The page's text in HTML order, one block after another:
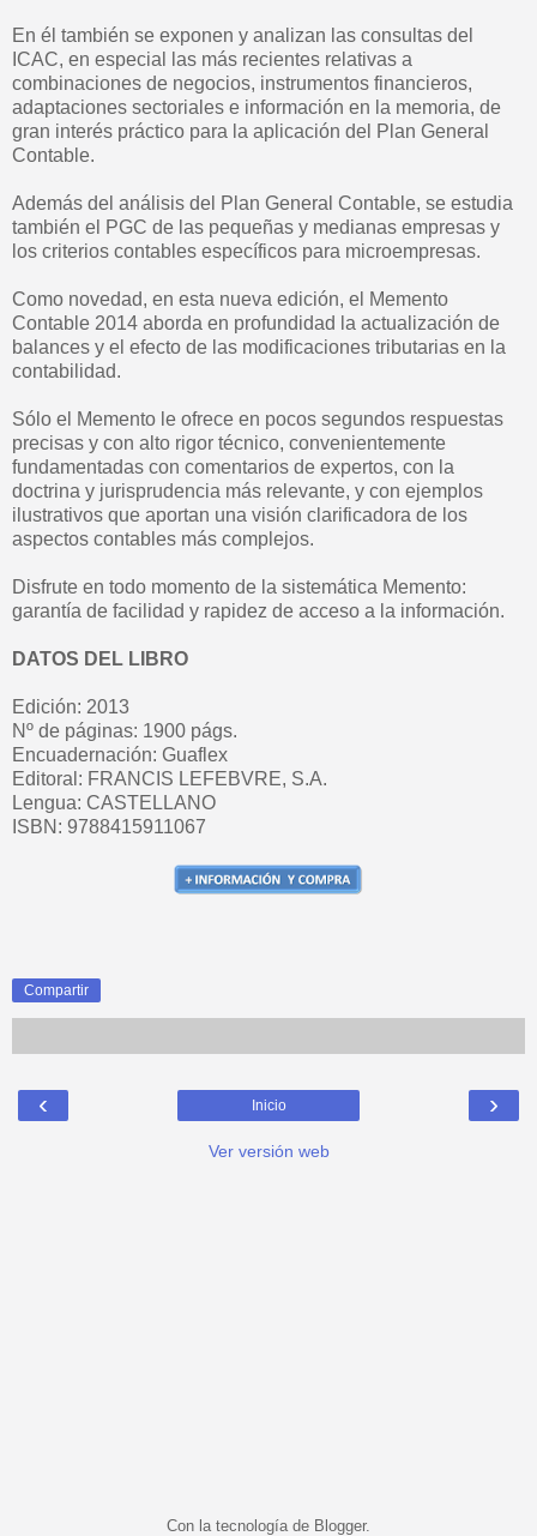
En él también se exponen y analizan las consultas del
ICAC, en especial las más recientes relativas a
combinaciones de negocios, instrumentos financieros,
adaptaciones sectoriales e información en la memoria, de
gran interés práctico para la aplicación del Plan General
Contable.
Además del análisis del Plan General Contable, se estudia
también el PGC de las pequeñas y medianas empresas y
los criterios contables específicos para microempresas.
Como novedad, en esta nueva edición, el Memento
Contable 2014 aborda en profundidad la actualización de
balances y el efecto de las modificaciones tributarias en la
contabilidad.
Sólo el Memento le ofrece en pocos segundos respuestas
precisas y con alto rigor técnico, convenientemente
fundamentadas con comentarios de expertos, con la
doctrina y jurisprudencia más relevante, y con ejemplos
ilustrativos que aportan una visión clarificadora de los
aspectos contables más complejos.
Disfrute en todo momento de la sistemática Memento:
garantía de facilidad y rapidez de acceso a la información.
DATOS DEL LIBRO
Edición: 2013
Nº de páginas: 1900 págs.
Encuadernación: Guaflex
Editoral: FRANCIS LEFEBVRE, S.A.
Lengua: CASTELLANO
ISBN: 9788415911067
Compartir
‹ ›
Inicio
Ver versión web
Con la tecnología de Blogger.